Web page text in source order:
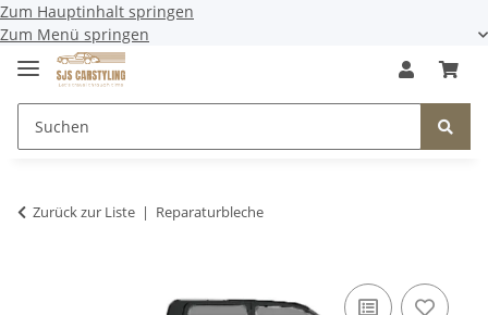
Zum Hauptinhalt springen
Zum Menü springen
Zurück zur Liste Reparaturbleche